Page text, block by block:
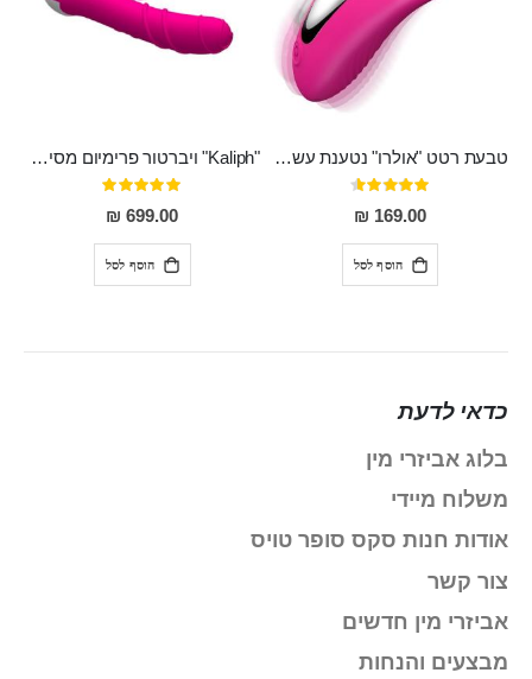
טבעת רטט "אולרו" נטענת עשויה סיליקון רפואי עם רטט חזק ומטריף חושים
דירוג:
91%
169.00 ₪
הוסף לסל
"Kaliph" ויברטור פרימיום מסיליקון רפואי , נטען, שקט במיוחד, מסתובב ומתפתל, שמנמן עם חדירה 14 סמ
דירוג:
100%
699.00 ₪
הוסף לסל
כדאי לדעת
בלוג אביזרי מין
משלוח מיידי
אודות חנות סקס סופר טויס
צור קשר
אביזרי מין חדשים
מבצעים והנחות